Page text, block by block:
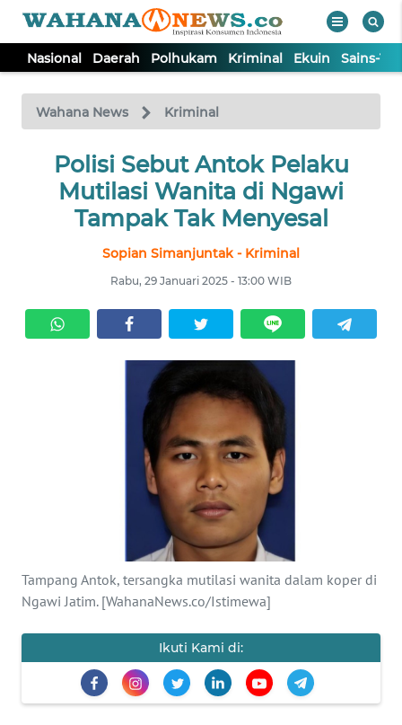
Nasional Daerah Polhukam Kriminal Ekuin Sains-
Wahana News Kriminal
Polisi Sebut Antok Pelaku
Mutilasi Wanita di Ngawi
Tampak Tak Menyesal
Sopian Simanjuntak - Kriminal
Rabu, 29 Januari 2025 - 13:00 WIB
Tampang Antok, tersangka mutilasi wanita dalam koper di
Ngawi Jatim. [WahanaNews.co/Istimewa]
Ikuti Kami di:
TV
Tutup
NASIONAL
DAERAH
KRIMINAL
PENDIDIKAN
OLAHRAGA